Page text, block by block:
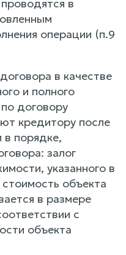
в
операции (п.9
в качестве
и полного
договору
кредитору после
в порядке,
залог
указанного в
объекта
в размере
с
объекта